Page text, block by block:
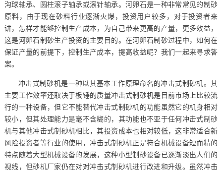
沟球轴承、圆柱滚子轴承或滚针轴承。河卵石是一种非常常见的制砂
原料，由于现在砂料行业逐渐火爆，投资用户较多，对于投资者来
讲，怎样才能够控制生产成本，为自己带来更高的产量，更多效益，
这是河卵石制砂生产投资的主要目的。在河卵石制砂过程中，如何在
保证产量的前提下，控制生产成本，提高收益呢？我们一起来寻求答
案。
冲击式制砂机是一种以其基本工作原理命名的冲击式制砂机。其
主要工作效率还取决于板锤的质量冲击式制砂机是目前市场上比较流
行的一种设备，但它不能替代冲击式制砂机的功能虽然它的机身相对
较小，但其处理能力是毫不含糊的，其功能也不亚于任何冲击式制砂
机与其他冲击式制砂机相比，其投资成本也相对较低，这非常适合新
风险投资者等行业的使用，冲击式制砂机正是符合机械设备短而精的
特点随着大型机械设备的发展，这种小型制砂设备已逐渐淡出人们的
视线，但砂机厂家仍在对对冲击式制砂机进行改进和升级。虽然冲击